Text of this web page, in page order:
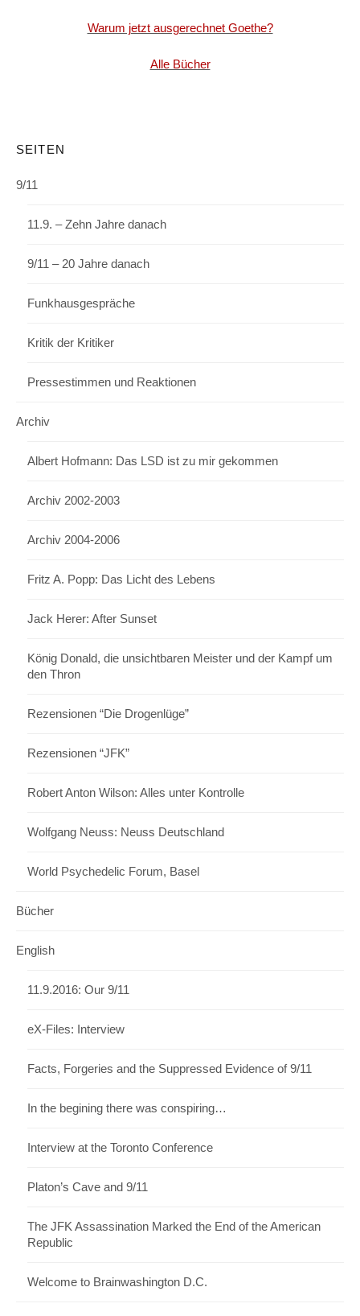
Warum jetzt ausgerechnet Goethe?
Alle Bücher
SEITEN
9/11
11.9. – Zehn Jahre danach
9/11 – 20 Jahre danach
Funkhausgespräche
Kritik der Kritiker
Pressestimmen und Reaktionen
Archiv
Albert Hofmann: Das LSD ist zu mir gekommen
Archiv 2002-2003
Archiv 2004-2006
Fritz A. Popp: Das Licht des Lebens
Jack Herer: After Sunset
König Donald, die unsichtbaren Meister und der Kampf um
den Thron
Rezensionen “Die Drogenlüge”
Rezensionen “JFK”
Robert Anton Wilson: Alles unter Kontrolle
Wolfgang Neuss: Neuss Deutschland
World Psychedelic Forum, Basel
Bücher
English
11.9.2016: Our 9/11
eX-Files: Interview
Facts, Forgeries and the Suppressed Evidence of 9/11
In the begining there was conspiring…
Interview at the Toronto Conference
Platon’s Cave and 9/11
The JFK Assassination Marked the End of the American
Republic
Welcome to Brainwashington D.C.